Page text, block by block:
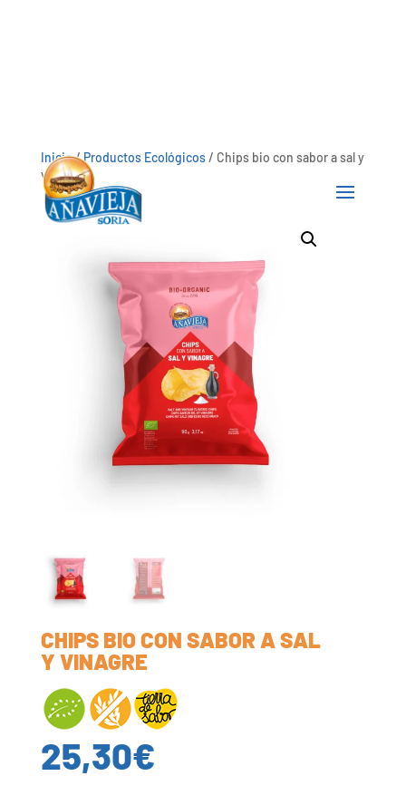
Inicio/Productos Ecológicos/ Chips bio con sabor a sal y
vinagre
CHIPS BIO CON SABOR A SAL
Y VINAGRE
25,30€